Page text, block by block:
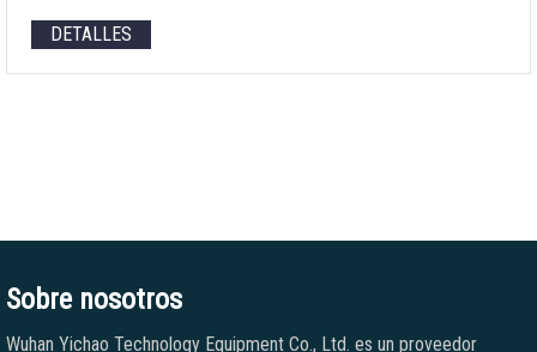
DETALLES
Sobre nosotros
Wuhan Yichao Technology Equipment Co., Ltd. es un proveedor